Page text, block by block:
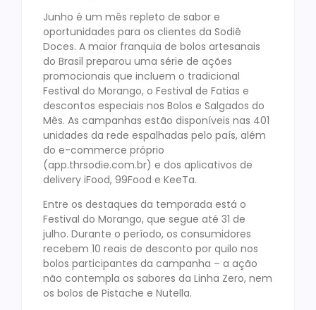
Junho é um mês repleto de sabor e
oportunidades para os clientes da Sodiê
Doces. A maior franquia de bolos artesanais
do Brasil preparou uma série de ações
promocionais que incluem o tradicional
Festival do Morango, o Festival de Fatias e
descontos especiais nos Bolos e Salgados do
Mês. As campanhas estão disponíveis nas 401
unidades da rede espalhadas pelo país, além
do e-commerce próprio
(app.thrsodie.com.br) e dos aplicativos de
delivery iFood, 99Food e KeeTa.
Entre os destaques da temporada está o
Festival do Morango, que segue até 31 de
julho. Durante o período, os consumidores
recebem 10 reais de desconto por quilo nos
bolos participantes da campanha – a ação
não contempla os sabores da Linha Zero, nem
os bolos de Pistache e Nutella.